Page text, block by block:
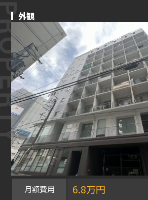
外観
月額費用 6.8万円